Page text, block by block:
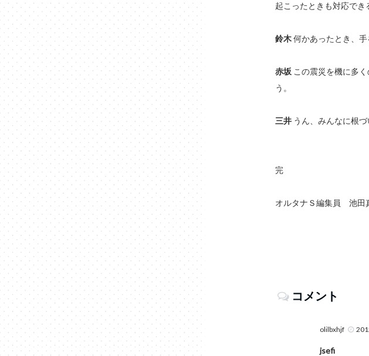
起こったときも対応でき
鈴木何かあったとき、手
赤坂 この震災を機に多
う。
三井 うん、みんなに根
完
オルタナＳ編集員 池田
コメント
olilbxhjf
jsefi